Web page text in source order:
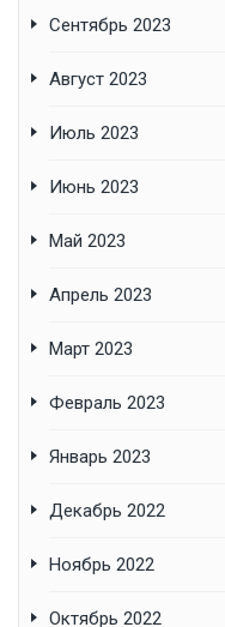
Сентябрь 2023
Август 2023
Июль 2023
Июнь 2023
Май 2023
Апрель 2023
Март 2023
Февраль 2023
Январь 2023
Декабрь 2022
Ноябрь 2022
Октябрь 2022